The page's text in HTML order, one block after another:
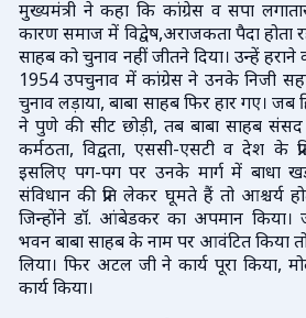
मुख्यमंत्री ने कहा कि कांग्रेस व सपा
कारण समाज में विद्वेष,अराजकता पैदा होता
साहब को चुनाव नहीं जीतने दिया। उन्हें हराने
1954 उपचुनाव में कांग्रेस ने उनके निजी
चुनाव लड़ाया, बाबा साहब फिर हार गए।
ने पुणे की सीट छोड़ी, तब बाबा साहब
कर्मठता, विद्वता, एससी-एसटी व देश के
इसलिए पग-पग पर उनके मार्ग में बाधा
संविधान की प्रति लेकर घूमते हैं तो आश्चर्य
जिन्होंने डॉ. आंबेडकर का अपमान
भवन बाबा साहब के नाम पर आवंटित किया
लिया। फिर अटल जी ने कार्य पूरा किया,
कार्य किया।